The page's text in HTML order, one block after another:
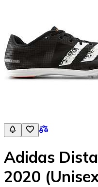
Adidas
2020